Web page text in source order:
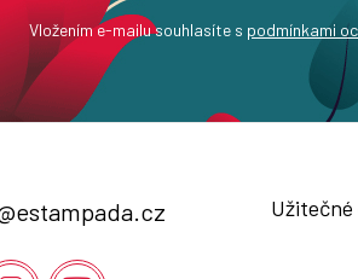
Vložením e-mailu souhlasíte s podmínkami
estampada.cz